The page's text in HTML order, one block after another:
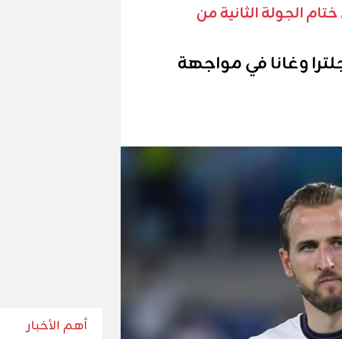
الجولة الثانية من
وغانا في مواجهة
أهم الأخبار